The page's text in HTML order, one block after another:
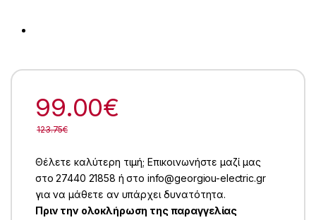
99.00€
123.75€
Θέλετε καλύτερη τιμή; Επικοινωνήστε μαζί μας
στο 27440 21858 ή στο info@georgiou-electric.gr
για να μάθετε αν υπάρχει δυνατότητα.
Πριν την ολοκλήρωση της παραγγελίας